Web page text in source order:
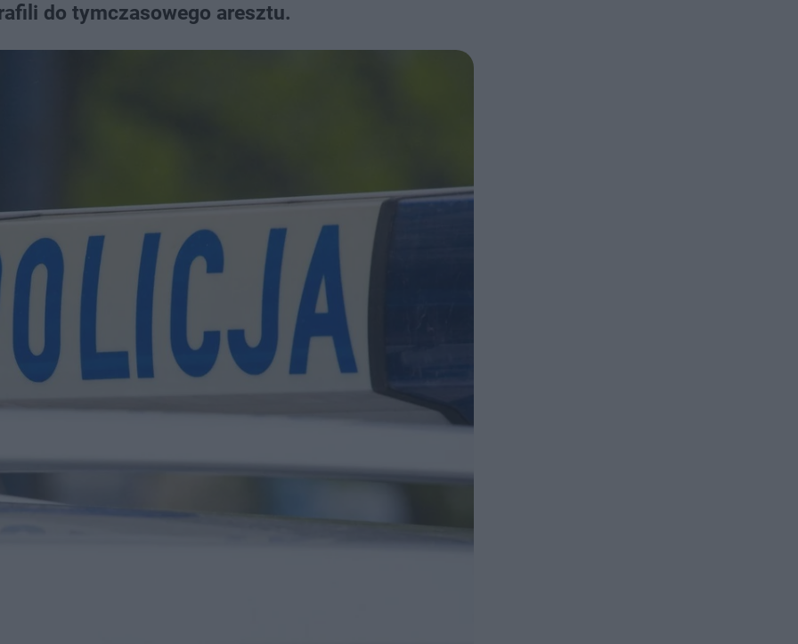
do tymczasowego aresztu.